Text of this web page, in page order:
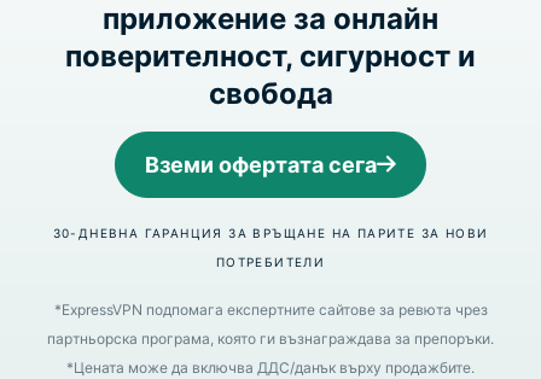
приложение за онлайн
поверителност, сигурност и
свобода
Вземи офертата сега
30-ДНЕВНА ГАРАНЦИЯ ЗА ВРЪЩАНЕ НА ПАРИТЕ ЗА НОВИ
ПОТРЕБИТЕЛИ
*ExpressVPN подпомага експертните сайтове за ревюта чрез
партньорска програма, която ги възнаграждава за препоръки.
*Цената може да включва ДДС/данък върху продажбите.